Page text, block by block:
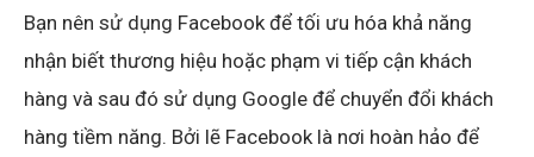
Bạn nên sử dụng Facebook để tối ưu hóa khả năng
nhận biết thương hiệu hoặc phạm vi tiếp cận khách
hàng và sau đó sử dụng Google để chuyển đổi khách
hàng tiềm năng. Bởi lẽ Facebook là nơi hoàn hảo để